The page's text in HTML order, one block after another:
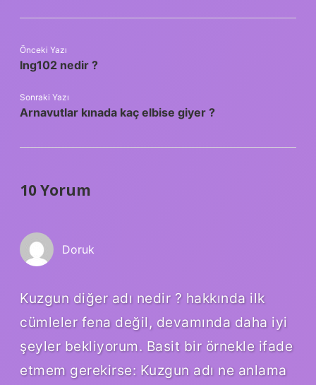
Önceki Yazı
Ing102 nedir ?
Sonraki Yazı
Arnavutlar kınada kaç elbise giyer ?
10 Yorum
Doruk
Kuzgun diğer adı nedir ? hakkında ilk
cümleler fena değil, devamında daha iyi
şeyler bekliyorum. Basit bir örnekle ifade
etmem gerekirse: Kuzgun adı ne anlama